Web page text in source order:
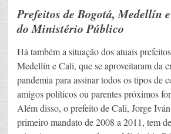
Prefeitos de Bogotá, Medellín
do Ministério Público
Há também a situação dos atuais
Medellín e Cali, que se aproveitaram da
pandemia para assinar todos os tipos de
amigos políticos ou parentes próximos
Além disso, o prefeito de Cali, Jorge
primeiro mandato de 2008 a 2011, tem